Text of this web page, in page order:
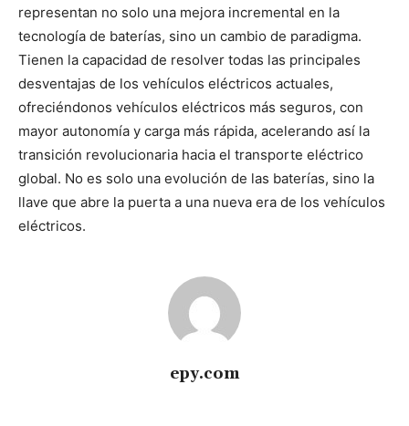
representan no solo una mejora incremental en la
tecnología de baterías, sino un cambio de paradigma.
Tienen la capacidad de resolver todas las principales
desventajas de los vehículos eléctricos actuales,
ofreciéndonos vehículos eléctricos más seguros, con
mayor autonomía y carga más rápida, acelerando así la
transición revolucionaria hacia el transporte eléctrico
global. No es solo una evolución de las baterías, sino la
llave que abre la puerta a una nueva era de los vehículos
eléctricos.
epy.com